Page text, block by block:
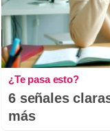
¿Te pasa esto?
6 señales
más